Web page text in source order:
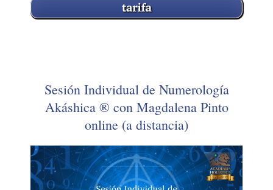
Sesión Individual de Numerología
Akáshica ® con Magdalena Pinto
online (a distancia)